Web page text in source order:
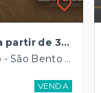
Terrenos com área a partir de 371,00 m2 - Pronto p/ construir - B. Rio Vermelho Estação
Rio Vermelho Estação - São Bento do Sul/SC
VENDA